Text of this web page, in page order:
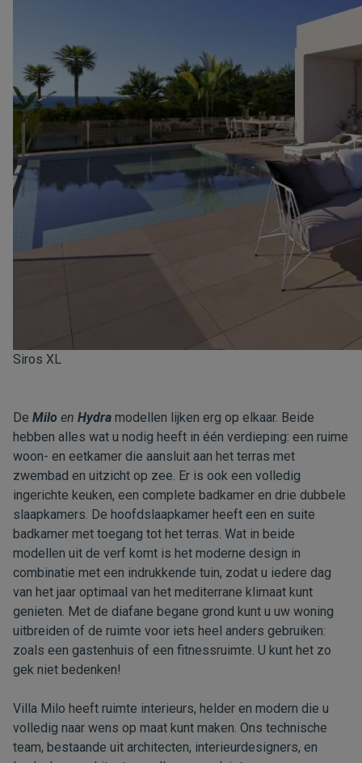
Siros XL
De Milo en Hydra modellen lijken erg op elkaar. Beide
hebben alles wat u nodig heeft in één verdieping: een ruime
woon- en eetkamer die aansluit aan het terras met
zwembad en uitzicht op zee. Er is ook een volledig
ingerichte keuken, een complete badkamer en drie dubbele
slaapkamers. De hoofdslaapkamer heeft een en suite
badkamer met toegang tot het terras. Wat in beide
modellen uit de verf komt is het moderne design in
combinatie met een indrukkende tuin, zodat u iedere dag
van het jaar optimaal van het mediterrane klimaat kunt
genieten. Met de diafane begane grond kunt u uw woning
uitbreiden of de ruimte voor iets heel anders gebruiken:
zoals een gastenhuis of een fitnessruimte. U kunt het zo
gek niet bedenken!
Villa Milo heeft ruimte interieurs, helder en modern die u
volledig naar wens op maat kunt maken. Ons technische
team, bestaande uit architecten, interieurdesigners, en